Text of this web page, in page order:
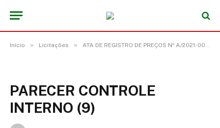
Início » Licitações » ATA DE REGISTRO DE PREÇOS Nº A/2021-00005 (CONTRATAÇÃO DE EMPRESA ESPECIALIZADA PARA PRESTAÇÃO DE SERVIÇOS DE AGENCIAMENTO PARA PUBLICAÇÃO DE MATÉRIAS OFICIAIS, TAIS COM AVISOS DE LICITAÇÃO, EDITAIS, EXTRATO DE CONTRATOS E OUTROS CONGÊNERES JUNTO AOS VEÍCULOS OFICIAIS DO DIÁRIO OFICIAL DA UNIÃO (DOU), DIÁRIO OFICIAL DO ESTADO (DOE) E AMAZÔNIA JORNAL, DESTINADAS A ATENDER AS NECESSIDADES DA SECRETARIA MUNICIPAL DE ADMINISTRAÇÃO DO MUNICIPIO DE ACARÁ/PA, POR MEIO DE ADESÃO A ATA DE REGISTRO DE PREÇOS Nº 20210270, ORIUNDA DO PREGÃO PRESENCIAL Nº 9/2021-00028 DO MUNCIPIO DE SÃO DOMINGOS DO CAPIM/PA.)
PARECER CONTROLE
INTERNO (9)